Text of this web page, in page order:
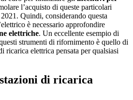
l’acquisto di queste particolari
Quindi, considerando questa
è necessario approfondire
elettriche. Un eccellente esempio di
strumenti di rifornimento è quello di
ricarica elettrica pensata per qualsiasi
di ricarica